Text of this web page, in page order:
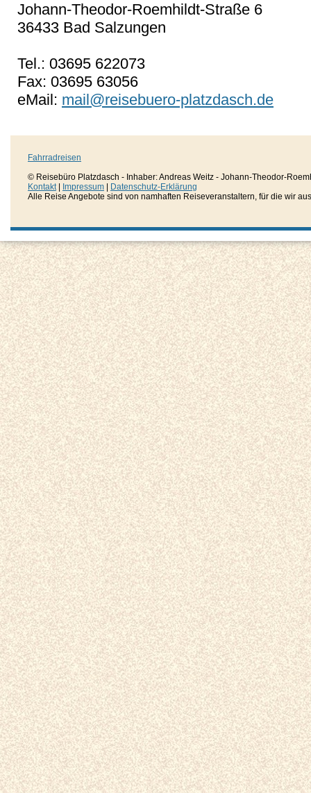
Johann-Theodor-Roemhildt-Straße 6
36433 Bad Salzungen
Tel.: 03695 622073
Fax: 03695 63056
eMail: mail@reisebuero-platzdasch.de
Fahrradreisen
© Reisebüro Platzdasch - Inhaber: Andreas Weitz - Johann-Theodor-
Kontakt| Impressum
Datenschutz-Erklärung
Alle Reise Angebote sind von namhaften Reiseveranstaltern, für die wir